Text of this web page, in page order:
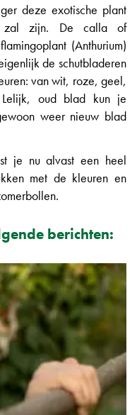
deze exotische plant
zal zijn. De calla of
(Anthurium)
de schutbladeren
van wit, roze, geel,
oud blad kun je
weer nieuw blad
je nu alvast een heel
met de kleuren en
berichten: